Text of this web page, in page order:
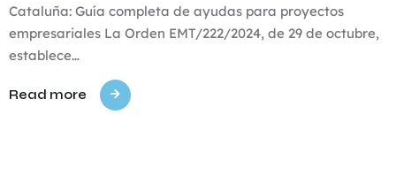
Cataluña: Guía completa de ayudas para proyectos
empresariales La Orden EMT/222/2024, de 29 de octubre,
establece…
Read more